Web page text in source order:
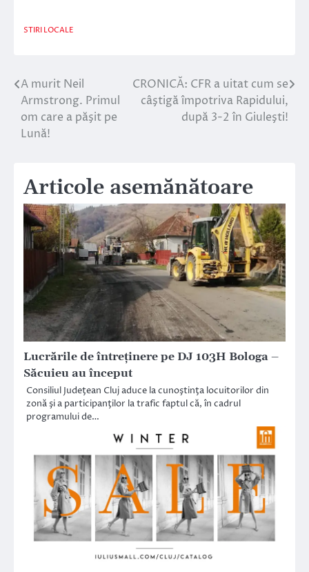
STIRI LOCALE
Navigare
în
articole
A murit Neil
Armstrong. Primul
om care a păşit pe
Lună!
CRONICĂ: CFR a uitat cum se
câştigă împotriva Rapidului,
după 3-2 în Giuleşti!
Articole asemănătoare
Lucrările de întreţinere pe DJ 103H Bologa –
Săcuieu au început
Consiliul Judeţean Cluj aduce la cunoştinţa locuitorilor din
zonă şi a participanţilor la trafic faptul că, în cadrul
programului de…